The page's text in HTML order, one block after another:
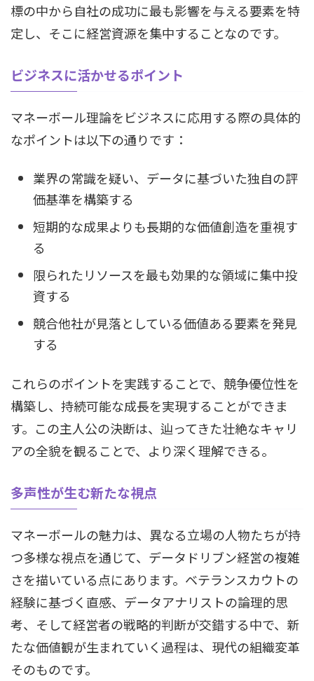
標の中から自社の成功に最も影響を与える要素を特
定し、そこに経営資源を集中することなのです。
ビジネスに活かせるポイント
マネーボール理論をビジネスに応用する際の具体的
なポイントは以下の通りです：
業界の常識を疑い、データに基づいた独自の評
価基準を構築する
短期的な成果よりも長期的な価値創造を重視す
る
限られたリソースを最も効果的な領域に集中投
資する
競合他社が見落としている価値ある要素を発見
する
これらのポイントを実践することで、競争優位性を
構築し、持続可能な成長を実現することができま
す。この主人公の決断は、辿ってきた壮絶なキャリ
アの全貌を観ることで、より深く理解できる。
多声性が生む新たな視点
マネーボールの魅力は、異なる立場の人物たちが持
つ多様な視点を通じて、データドリブン経営の複雑
さを描いている点にあります。ベテランスカウトの
経験に基づく直感、データアナリストの論理的思
考、そして経営者の戦略的判断が交錯する中で、新
たな価値観が生まれていく過程は、現代の組織変革
そのものです。